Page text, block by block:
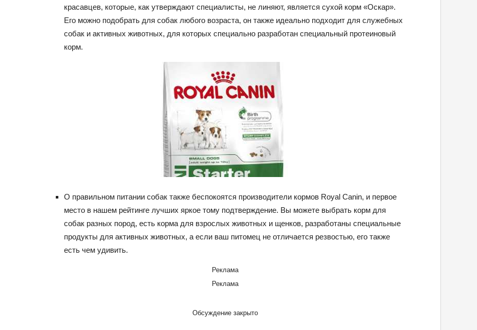
красавцев, которые, как утверждают специалисты, не линяют, является сухой корм «Оскар».
Его можно подобрать для собак любого возраста, он также идеально подходит для служебных
собак и активных животных, для которых специально разработан специальный протеиновый
корм.
О правильном питании собак также беспокоятся производители кормов Royal Canin, и первое
место в нашем рейтинге лучших яркое тому подтверждение. Вы можете выбрать корм для
собак разных пород, есть корма для взрослых животных и щенков, разработаны специальные
продукты для активных животных, а если ваш питомец не отличается резвостью, его также
есть чем удивить.
Реклама
Реклама
Обсуждение закрыто